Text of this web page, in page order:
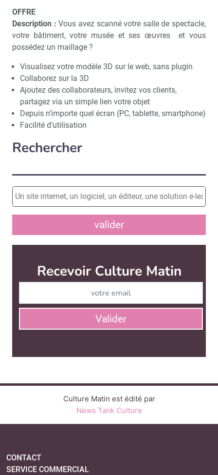
OFFRE
Description :Vous avez scanné votre salle de spectacle,
votre bâtiment, votre musée et ses œuvres et vous
possédez un maillage ?
Visualisez votre modèle 3D sur le web, sans plugin
Collaborez sur la 3D
Ajoutez des collaborateurs, invitez vos clients,
partagez via un simple lien votre objet
Depuis n’importe quel écran (PC, tablette, smartphone)
Facilité d’utilisation
Rechercher
valider
Recevoir Culture Matin
Valider
Culture Matin est édité par
News Tank Culture
CONTACT
SERVICE COMMERCIAL